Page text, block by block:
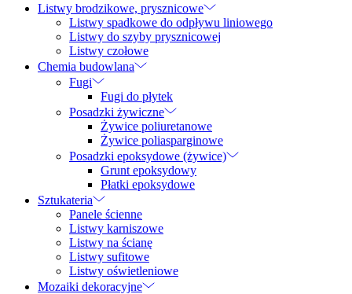
Listwy brodzikowe, prysznicowe
Listwy spadkowe do odpływu liniowego
Listwy do szyby prysznicowej
Listwy czołowe
Chemia budowlana
Fugi
Fugi do płytek
Posadzki żywiczne
Żywice poliuretanowe
Żywice poliasparginowe
Posadzki epoksydowe (żywice)
Grunt epoksydowy
Płatki epoksydowe
Sztukateria
Panele ścienne
Listwy karniszowe
Listwy na ścianę
Listwy sufitowe
Listwy oświetleniowe
Mozaiki dekoracyjne